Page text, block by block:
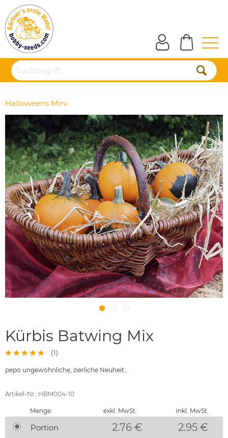
Halloweens Mini
Kürbis Batwing Mix
(1)
pepo ungewöhnliche, zierliche Neuheit..
Artikel-Nr.: HBM004-10
Menge exkl. MwSt. inkl. MwSt.
Portion 2.76 € 2.95 €